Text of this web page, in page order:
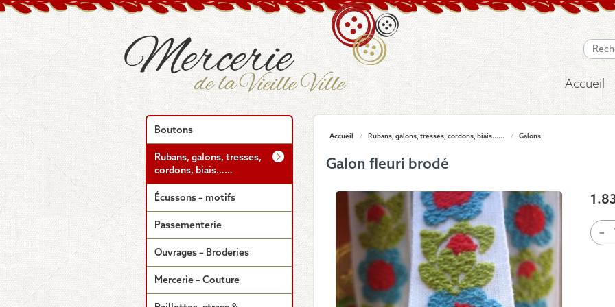
Accueil
Accueil / Rubans, galons, tresses, cordons, biais...... / Galons
Galon fleuri brodé
-
de
Boutons
Rubans, galons, tresses,
cordons, biais……
Écussons – motifs
Passementerie
Ouvrages – Broderies
Mercerie – Couture